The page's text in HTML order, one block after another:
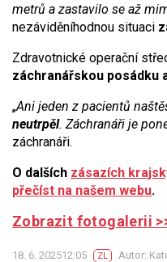
metrů a zastavilo se až
nezáviděníhodnou situaci
Zdravotnické operační
záchranářskou posádku
„Ani jeden z pacientů
neutrpěl. Záchranáři je
záchranáři.
O dalších zásazích
přečíst na našem webu.
Zobrazit fotogalerii
18. 6. 202512:05 ZL Autor: